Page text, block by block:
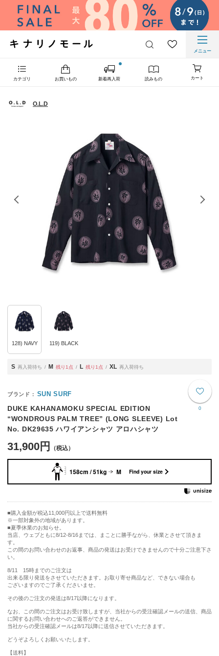
メニュー
カテゴリ お買いもの 新着再入荷 読みもの カート
O.L.D
128) NAVY 119) BLACK
S 再入荷待ち M 残り1点 L 残り1点 XL 再入荷待ち
0
SUN SURF
DUKE KAHANAMOKU SPECIAL EDITION
“WONDROUS PALM TREE” (LONG SLEEVE) Lot
No. DK29635 ハワイアンシャツ アロハシャツ
31,900円
158cm / 51kg M Find your size
購入金額が税込11,000円以上で送料無料
※一部対象外の地域があります。
夏季休業のお知らせ。
当店、ウェブともに8/12-8/16までは、まことに勝手ながら、休業とさせて頂きま
す。
この間のお問い合わせのお返事、商品の発送はお受けできませんので十分ご注意下さ
い。
8/11 15時までのご注文は
出来る限り発送をさせていただきます。お取り寄せ商品など、できない場合も
ございますのでご了承くださいませ。
その後のご注文の発送は8/17以降になります。
なお、この間のご注文はお受け致しますが、当社からの受注確認メールの送信、商品
に関するお問い合わせへのご返答ができません。
当社からの受注確認メールは8/17以降に送信させていただきます。
どうぞよろしくお願いいたします。
【送料】